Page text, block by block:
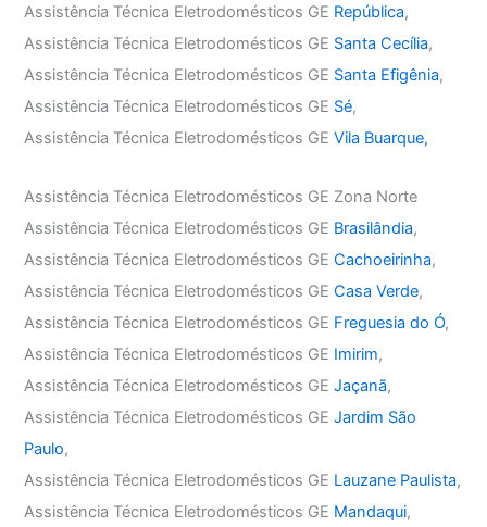
Assistência Técnica Eletrodomésticos GE República,
Assistência Técnica Eletrodomésticos GE Santa Cecília,
Assistência Técnica Eletrodomésticos GE Santa Efigênia,
Assistência Técnica Eletrodomésticos GE Sé,
Assistência Técnica Eletrodomésticos GEVila Buarque,
Assistência Técnica Eletrodomésticos GE Zona Norte
Assistência Técnica Eletrodomésticos GE Brasilândia,
Assistência Técnica Eletrodomésticos GECachoeirinha,
Assistência Técnica Eletrodomésticos GECasa Verde,
Assistência Técnica Eletrodomésticos GE Freguesia do Ó,
Assistência Técnica Eletrodomésticos GE Imirim,
Assistência Técnica Eletrodomésticos GEJaçanã,
Assistência Técnica Eletrodomésticos GEJardim São
Paulo,
Assistência Técnica Eletrodomésticos GE Lauzane Paulista,
Assistência Técnica Eletrodomésticos GE Mandaqui,